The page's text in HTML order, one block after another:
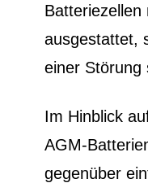
Batteriezellen
ausgestattet,
einer Störung
Im Hinblick
AGM-
gegenüber